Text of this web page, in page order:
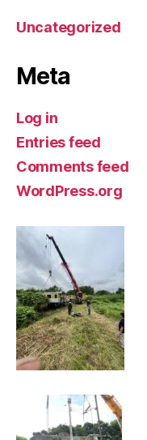
Uncategorized
Meta
Log in
Entries feed
Comments feed
WordPress.org